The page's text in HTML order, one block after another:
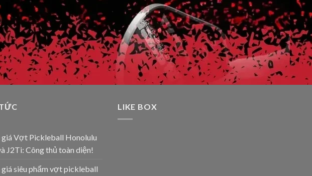
Vợt Pickleball Honolulu
J2Ti: Công thủ toàn diện!
siêu phẩm vợt pickleball
LIKE BOX